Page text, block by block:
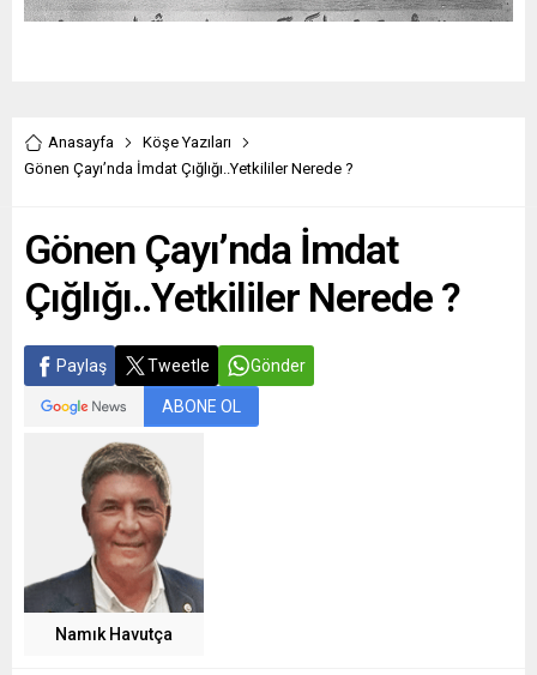
Anasayfa
Köşe Yazıları
Gönen Çayı’nda İmdat Çığlığı..Yetkililer Nerede ?
Gönen Çayı’nda İmdat
Çığlığı..Yetkililer Nerede ?
Paylaş Tweetle Gönder
ABONE OL
Namık Havutça